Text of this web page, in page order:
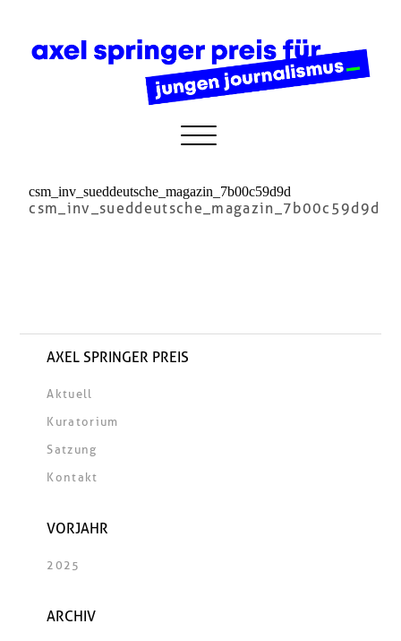
csm_inv_sueddeutsche_magazin_7b00c59d9d
csm_inv_sueddeutsche_magazin_7b00c59d9d
AXEL SPRINGER PREIS
Aktuell
Kuratorium
Satzung
Kontakt
VORJAHR
2025
ARCHIV